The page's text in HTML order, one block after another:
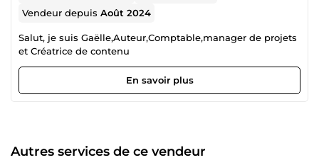
Vendeur depuisAoût 2024
Salut, je suis Gaëlle,Auteur,Comptable,manager de projets
et Créatrice de contenu
En savoir plus
Autres services de ce vendeur